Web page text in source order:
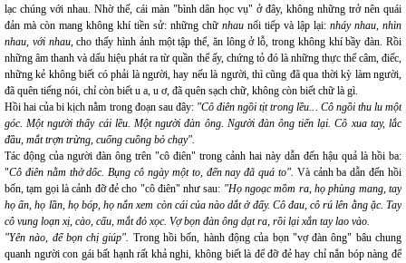
lạc chúng với nhau. Nhờ thế, cái màn "bình dân học vụ" ở đây, không những trở nên quái
đản mà còn mang không khí tiền sử: những chữ nhau nối tiếp và lập lại: nháy nhau, nhìn
nhau, với nhau,cho thấy hình ảnh một tập thể, ăn lông ở lỗ, trong không khí bầy đàn. Rồi
những âm thanh và dấu hiệu phát ra từ quần thể ấy, chứng tỏ đó là những thực thể câm, điếc,
những kẻ không biết có phải là người, hay nếu là người, thì cũng đã qua thời kỳ làm người,
đã quên tiếng nói, chỉ còn biết u a, u ơ, đã quên sạch chữ, không còn biết chữ là gì.
Hồi hai của bi kịch nằm trong đoạn sau đây: "Cô điên ngồi tịt trong lều... Cô ngồi thu lu một
góc. Một người thấy cái lều. Một người đàn ông. Người đàn ông tiến lại. Cô xua tay, lắc
đầu, mắt trợn trừng, cuống cuồng bỏ chạy".
Tác động của người đàn ông trên "cô điên" trong cảnh hai này dẫn đến hậu quả là hồi ba:
"Cô điên nằm thở dốc. Bụng cô ngày một to, đến nay đã quá to". Và cảnh ba dẫn đến hồi
bốn, tạm gọi là cảnh đỡ đẻ cho "cô điên" như sau: "Họ ngoạc mồm ra, họ phùng mang, tay
họ ấn, họ lần, họ bóp, họ nắn xem còn cái của nào dắt ở đấy. Cô đau, cô rú lên ằng ặc. Tay
cô vung loạn xị, cào, cấu, mắt đỏ xọc. Vợ bọn đàn ông dạt ra, rồi lại xắn tay lao vào.
"Yên nào, để bọn chị giúp". Trong hồi bốn, hành động của bọn "vợ đàn ông" bâu chung
quanh người con gái bất hạnh rất khả nghi, không biết là để đỡ đẻ hay chỉ nắn bóp nàng để